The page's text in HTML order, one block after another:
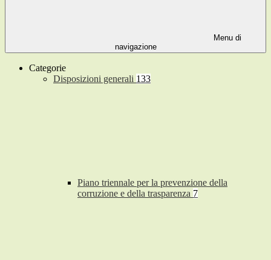
Menu di
navigazione
Categorie
Disposizioni generali 133
Piano triennale per la prevenzione della
corruzione e della trasparenza 7